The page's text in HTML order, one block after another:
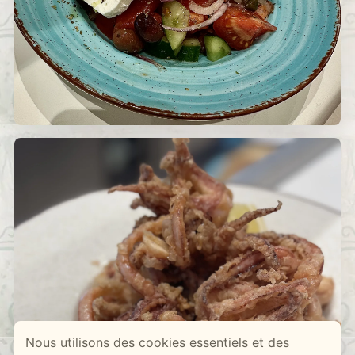
Nous utilisons des cookies essentiels et des